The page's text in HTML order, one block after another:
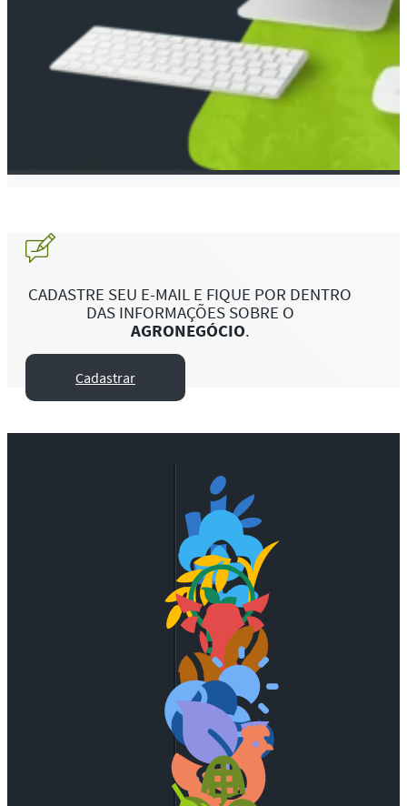
CADASTRE SEU E-MAIL E FIQUE POR DENTRO
DAS INFORMAÇÕES SOBRE O
AGRONEGÓCIO.
Cadastrar